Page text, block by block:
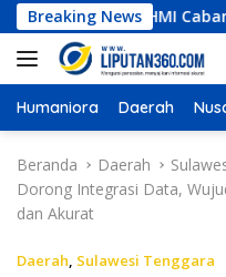
a
g
u
Breaking News
LKBHMI Cabang
Humaniora Daerah
Beranda Daerah
Dorong Integrasi Data,
dan Akurat
Daerah, Sulawesi Tenggara